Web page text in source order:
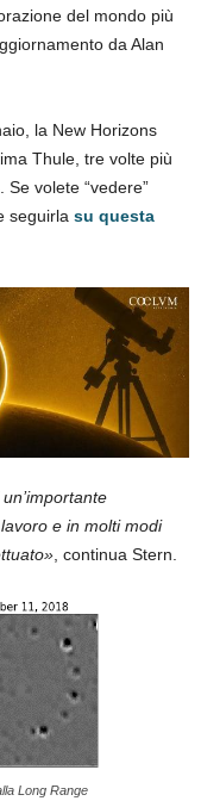
del mondo più
da Alan
la New Horizons
Thule, tre volte più
volete “vedere”
seguirla su questa
e in molti modi
, continua Stern.
Long Range